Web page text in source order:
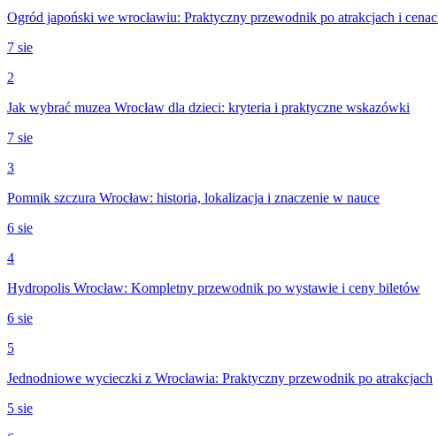
Ogród japoński we wrocławiu: Praktyczny przewodnik po atrakcjach i
7 sie
2
Jak wybrać muzea Wrocław dla dzieci: kryteria i praktyczne wskazówki
7 sie
3
Pomnik szczura Wrocław: historia, lokalizacja i znaczenie w nauce
6 sie
4
Hydropolis Wrocław: Kompletny przewodnik po wystawie i ceny biletów
6 sie
5
Jednodniowe wycieczki z Wrocławia: Praktyczny przewodnik po atrakcjach
5 sie